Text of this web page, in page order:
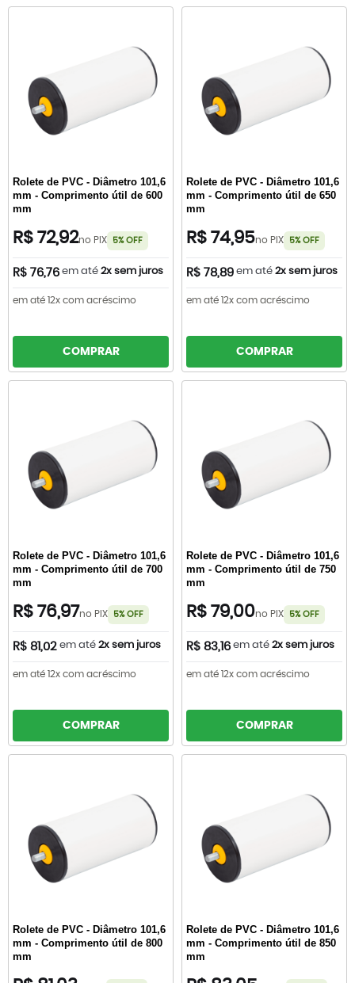
Rolete de PVC - Diâmetro 101,6
mm - Comprimento útil de 600
mm
R$ 72,92no PIX 5% OFF
R$ 76,76 em até 2x sem juros
em até 12x com acréscimo
COMPRAR
Rolete de PVC - Diâmetro 101,6
mm - Comprimento útil de 650
mm
R$ 74,95no PIX 5% OFF
R$ 78,89 em até 2x sem juros
em até 12x com acréscimo
COMPRAR
Rolete de PVC - Diâmetro 101,6
mm - Comprimento útil de 700
mm
R$ 76,97no PIX 5% OFF
R$ 81,02 em até 2x sem juros
em até 12x com acréscimo
COMPRAR
Rolete de PVC - Diâmetro 101,6
mm - Comprimento útil de 750
mm
R$ 79,00no PIX 5% OFF
R$ 83,16 em até 2x sem juros
em até 12x com acréscimo
COMPRAR
Rolete de PVC - Diâmetro 101,6
mm - Comprimento útil de 800
mm
Rolete de PVC - Diâmetro 101,6
mm - Comprimento útil de 850
mm